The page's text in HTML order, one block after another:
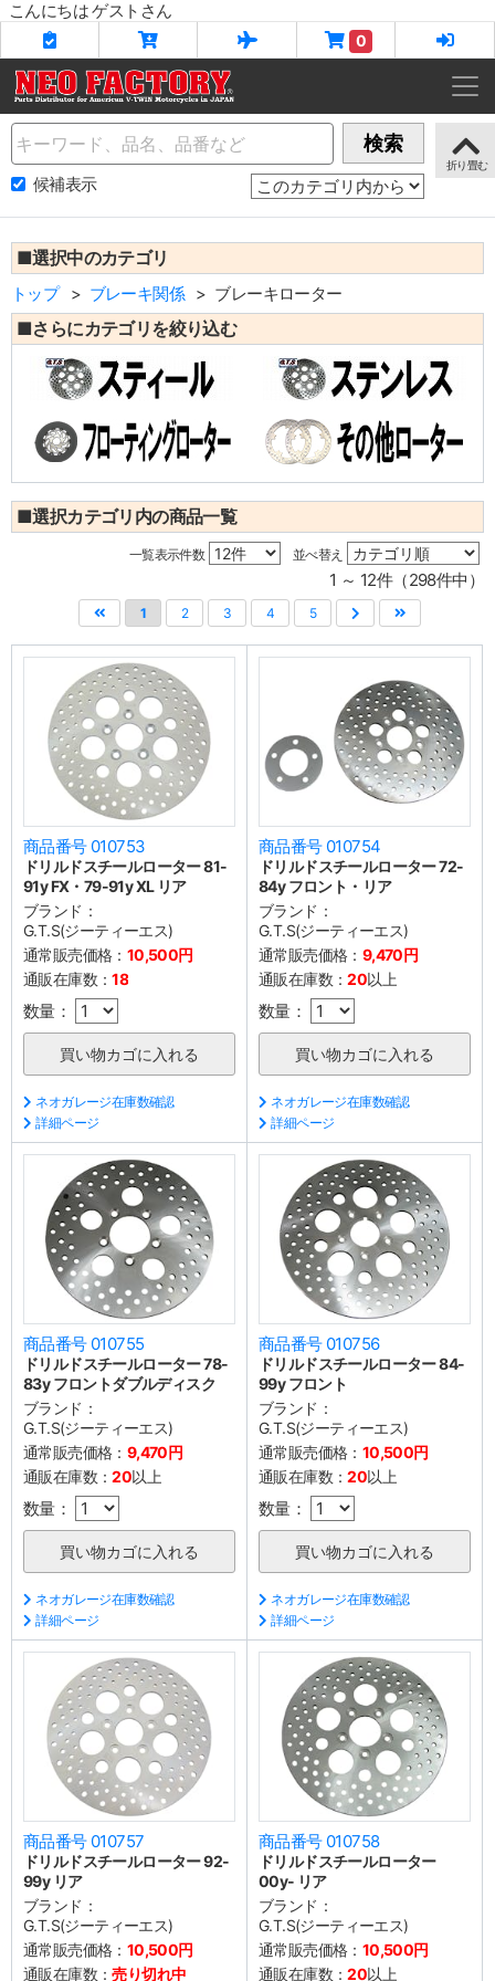
こんにちは ゲストさん
0
Name 検索
候補表示
■選択中のカテゴリ
トップ ブレーキ関係 ブレーキローター
■さらにカテゴリを絞り込む
■選択カテゴリ内の商品一覧
一覧表示件数 並べ替え
1 ～ 12件（298件中）
1 2 3 4 5
商品番号 010753
ドリルドスチールローター 81-
91y FX・79-91y XL リア
ブランド：
G.T.S(ジーティーエス)
通常販売価格： 10,500円
通販在庫数：18
数量：
ネオガレージ在庫数確認
詳細ページ
商品番号 010754
ドリルドスチールローター 72-
84y フロント・リア
ブランド：
G.T.S(ジーティーエス)
通常販売価格： 9,470円
通販在庫数：20以上
数量：
ネオガレージ在庫数確認
詳細ページ
商品番号 010755
ドリルドスチールローター 78-
83y フロントダブルディスク
ブランド：
G.T.S(ジーティーエス)
通常販売価格： 9,470円
通販在庫数：20以上
数量：
ネオガレージ在庫数確認
詳細ページ
商品番号 010756
ドリルドスチールローター 84-
99y フロント
ブランド：
G.T.S(ジーティーエス)
通常販売価格： 10,500円
通販在庫数：20以上
数量：
ネオガレージ在庫数確認
詳細ページ
商品番号 010757
ドリルドスチールローター 92-
99y リア
ブランド：
G.T.S(ジーティーエス)
通常販売価格： 10,500円
通販在庫数：売り切れ中
商品番号 010758
ドリルドスチールローター
00y- リア
ブランド：
G.T.S(ジーティーエス)
通常販売価格： 10,500円
通販在庫数：20以上